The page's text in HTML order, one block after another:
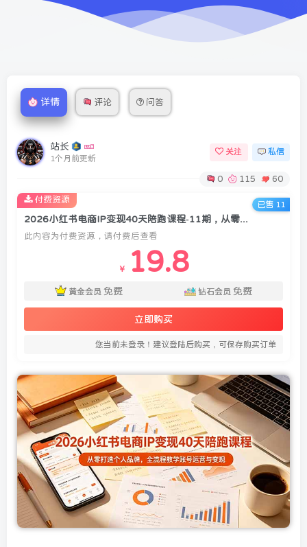
详情 评论 问答
站长
1个月前更新
关注 私信
0 115 60
此内容为付费资源，请付费后查看
￥ 19.8
黄金会员 免费 钻石会员 免费
立即购买
您当前未登录！建议登陆后购买，可保存购买订单
付费资源
已售 11